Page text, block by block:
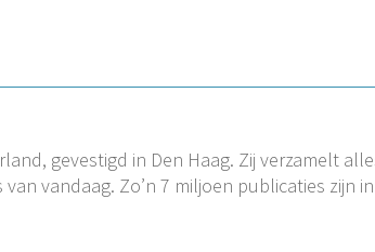
gevestigd in Den Haag. Zij verzamelt
vandaag. Zo’n 7 miljoen publicaties zijn